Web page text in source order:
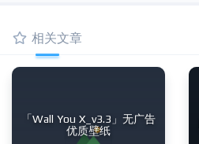
相关文章
「Wall You X_v3.3」无广告
优质壁纸